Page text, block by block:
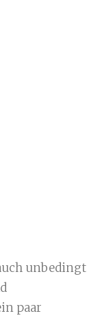
unbedingt
paar